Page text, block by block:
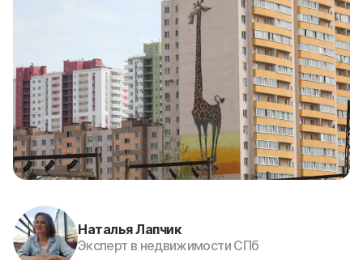
Наталья Лапчик
Эксперт в недвижимости СПб